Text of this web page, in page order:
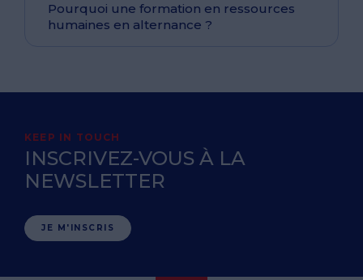
Pourquoi une formation en ressources
humaines en alternance ?
KEEP IN TOUCH
INSCRIVEZ-VOUS À LA
NEWSLETTER
JE M'INSCRIS